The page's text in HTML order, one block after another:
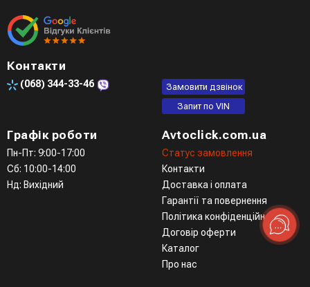
Контакти
(068) 344-33-46
Замовити дзвінок
Запит по VIN
Графік роботи
Пн-Пт: 9:00-17:00
Сб: 10:00-14:00
Нд: Вихідний
Avtoclick.com.ua
Статус замовлення
Контакти
Доставка і оплата
Гарантії та повернення
Політика конфіденційності
Договір оферти
Каталог
Про нас